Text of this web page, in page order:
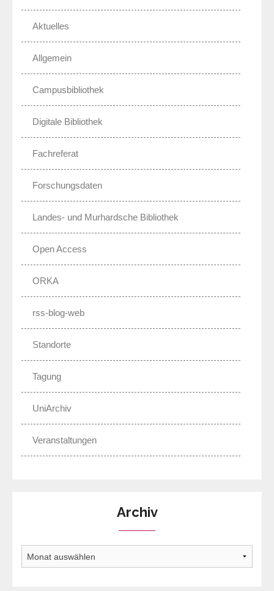
Aktuelles
Allgemein
Campusbibliothek
Digitale Bibliothek
Fachreferat
Forschungsdaten
Landes- und Murhardsche Bibliothek
Open Access
ORKA
rss-blog-web
Standorte
Tagung
UniArchiv
Veranstaltungen
Archiv